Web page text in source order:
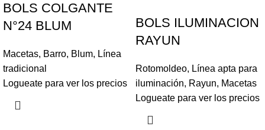
BOLS COLGANTE
N°24 BLUM
Macetas, Barro, Blum, Línea
tradicional
Logueate para ver los precios
BOLS ILUMINACION
RAYUN
Rotomoldeo, Línea apta para
iluminación, Rayun, Macetas
Logueate para ver los precios